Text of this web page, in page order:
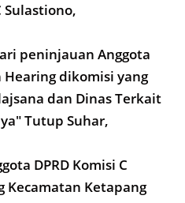
Sulastiono,
peninjauan Anggota
dikomisi yang
dan Dinas Terkait
Tutup Suhar,
DPRD Komisi C
Kecamatan Ketapang